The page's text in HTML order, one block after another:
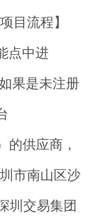
目流程】
点中进
果是未注册
的供应商，
市南山区沙
圳交易集团